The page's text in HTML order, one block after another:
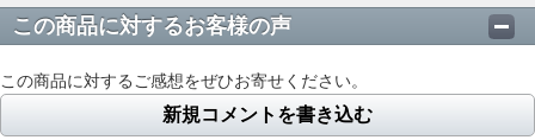
この商品に対するお客様の声
この商品に対するご感想をぜひお寄せください。
新規コメントを書き込む